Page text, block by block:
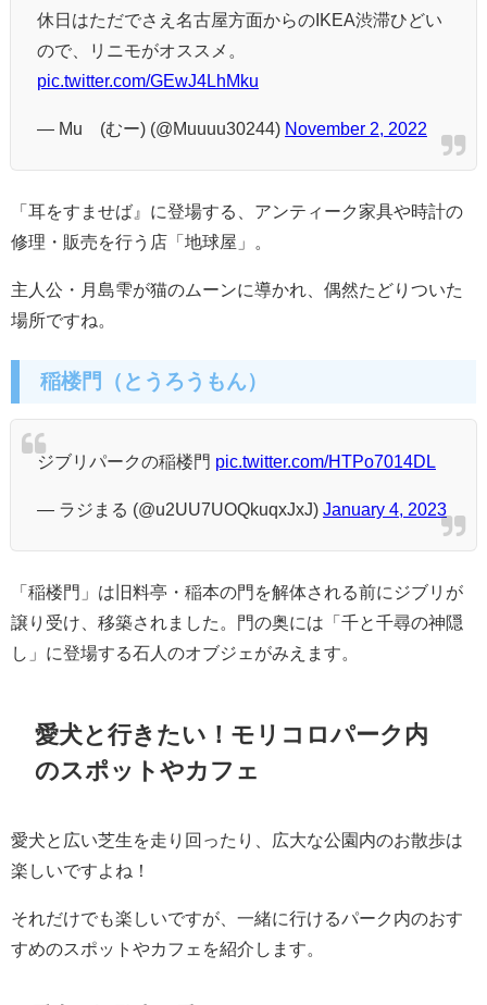
休日はただでさえ名古屋方面からのIKEA渋滞ひどい
ので、リニモがオススメ。
pic.twitter.com/GEwJ4LhMku
— Mu (むー) (@Muuuu30244) November 2, 2022
「耳をすませば』に登場する、アンティーク家具や時計の
修理・販売を行う店「地球屋」。
主人公・月島雫が猫のムーンに導かれ、偶然たどりついた
場所ですね。
稲楼門（とうろうもん）
ジブリパークの稲楼門 pic.twitter.com/HTPo7014DL
— ラジまる (@u2UU7UOQkuqxJxJ) January 4, 2023
「稲楼門」は旧料亭・稲本の門を解体される前にジブリが
譲り受け、移築されました。門の奥には「千と千尋の神隠
し」に登場する石人のオブジェがみえます。
愛犬と行きたい！モリコロパーク内
のスポットやカフェ
愛犬と広い芝生を走り回ったり、広大な公園内のお散歩は
楽しいですよね！
それだけでも楽しいですが、一緒に行けるパーク内のおす
すめのスポットやカフェを紹介します。